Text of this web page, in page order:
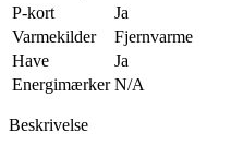
P-kort
Ja
Varmekilder
Fjernvarme
Have
Ja
Energimærker N/A
Beskrivelse